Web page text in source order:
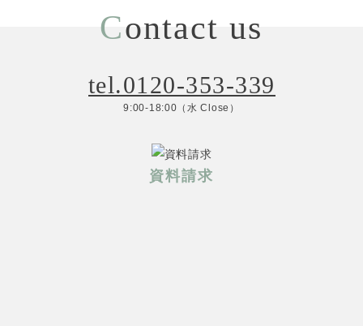
Contact us
tel.0120-353-339
9:00-18:00（水 Close）
資料請求